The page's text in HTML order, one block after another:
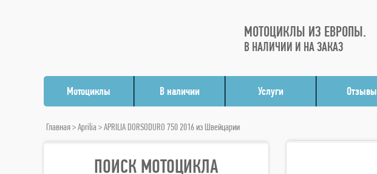
МОТОЦИКЛЫ ИЗ ЕВРОПЫ.
В НАЛИЧИИ И НА ЗАКАЗ
Мотоциклы В наличии Услуги Отзывы
Главная>Aprilia > APRILIA DORSODURO 750 2016 из Швейцарии
ПОИСК МОТОЦИКЛА